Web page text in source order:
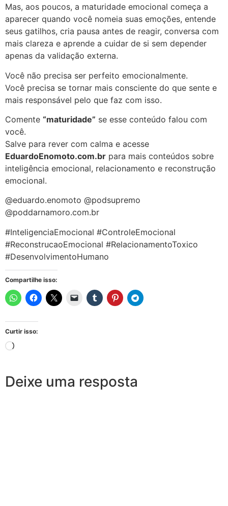
Mas, aos poucos, a maturidade emocional começa a
aparecer quando você nomeia suas emoções, entende
seus gatilhos, cria pausa antes de reagir, conversa com
mais clareza e aprende a cuidar de si sem depender
apenas da validação externa.
Você não precisa ser perfeito emocionalmente.
Você precisa se tornar mais consciente do que sente e
mais responsável pelo que faz com isso.
Comente “maturidade” se esse conteúdo falou com
você.
Salve para rever com calma e acesse
EduardoEnomoto.com.br para mais conteúdos sobre
inteligência emocional, relacionamento e reconstrução
emocional.
@eduardo.enomoto @podsupremo
@poddarnamoro.com.br
#InteligenciaEmocional #ControleEmocional
#ReconstrucaoEmocional #RelacionamentoToxico
#DesenvolvimentoHumano
Compartilhe isso:
Curtir isso:
Deixe uma resposta